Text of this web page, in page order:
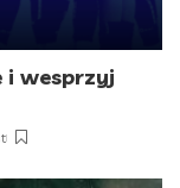
i wesprzyj